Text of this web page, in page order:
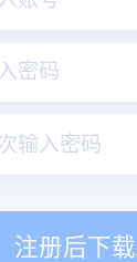
注册后下